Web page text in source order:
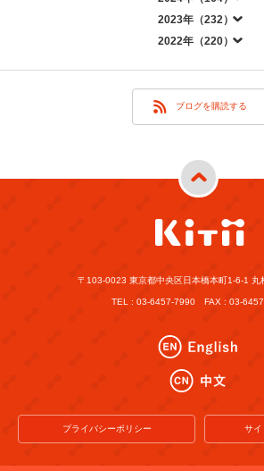
2023年（232）
2022年（220）
ブログを購読する
〒103-0023 東京都中央区日本橋本町1-6-1 丸
TEL : 03-6457-7990 FAX : 03-
プライバシーポリシー サイ